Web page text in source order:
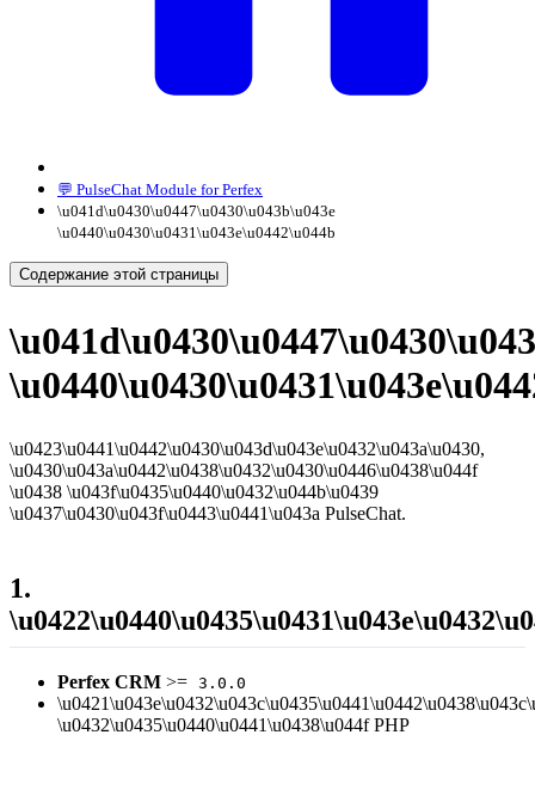
💬 PulseChat Module for Perfex
\u041d\u0430\u0447\u0430\u043b\u043e
\u0440\u0430\u0431\u043e\u0442\u044b
Содержание этой страницы
\u0423\u0441\u0442\u0430\u043d\u043e\u0432\u043a\u0430,
\u0430\u043a\u0442\u0438\u0432\u0430\u0446\u0438\u044f
\u0438 \u043f\u0435\u0440\u0432\u044b\u0439
\u0437\u0430\u043f\u0443\u0441\u043a PulseChat.
1.
Perfex CRM >= 3.0.0
\u0432\u0435\u0440\u0441\u0438\u044f PHP